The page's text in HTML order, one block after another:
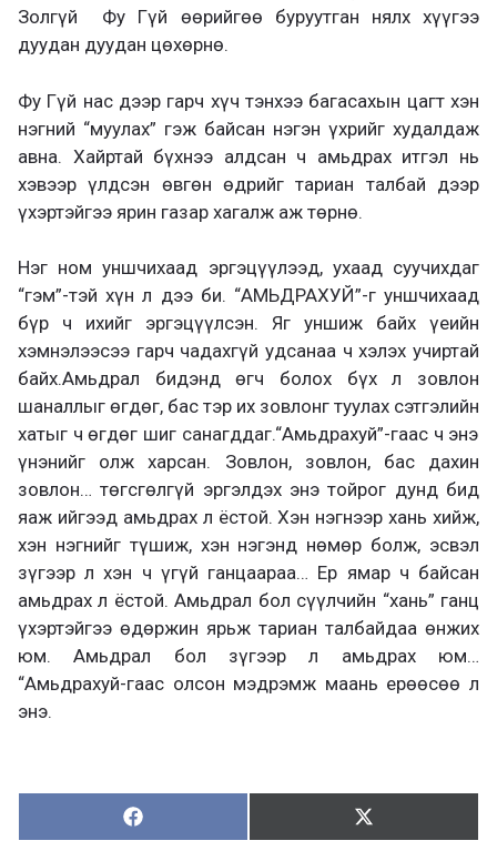
Золгүй Фу Гүй өөрийгөө буруутган нялх хүүгээ
дуудан дуудан цөхөрнө.
Фу Гүй нас дээр гарч хүч тэнхээ багасахын цагтхэн
нэгний “муулах” гэж байсан нэгэн үхрийг худалдаж
авна. Хайртай бүхнээ алдсан ч амьдрах итгэл нь
хэвээр үлдсэн өвгөнөдрийг тариан талбай дээр
үхэртэйгээ ярин газар хагалж аж төрнө.
Нэг ном уншчихаад эргэцүүлээд, ухаад суучихдаг
“гэм”-тэй хүн л дээ би. “АМЬДРАХУЙ”-г уншчихаад
бүр ч ихийг эргэцүүлсэн. Яг уншиж байх үеийн
хэмнэлээсээ гарч чадахгүй удсанаа ч хэлэх учиртай
байх.Амьдрал бидэнд өгч болох бүх
л зовлон
шаналлыг өгдөг, бас тэр их зовлонг туулах сэтгэлийн
хатыг ч өгдөг шиг санагддаг.“Амьдрахуй”-гаас ч энэ
үнэнийг олж харсан. Зовлон, зовлон, бас дахин
зовлон… төгсгөлгүй эргэлдэх энэ тойрог дунд бид
яаж ийгээд амьдрах л ёстой. Хэн нэгнээр хань хийж,
хэн нэгнийг түшиж, хэн нэгэнд нөмөр болж, эсвэл
зүгээр л хэн ч үгүй ганцаараа… Ер ямар ч байсан
амьдрах л ёстой. Амьдрал бол сүүлчийн “хань” ганц
үхэртэйгээ өдөржин ярьж тариан талбайдаа өнжих
юм. Амьдрал бол зүгээр л амьдрах юм…
“Амьдрахуй-гаас олсон мэдрэмж маань ерөөсөө л
энэ.
Хуваалцах:
Х
у
Түгээх:
Т
ү